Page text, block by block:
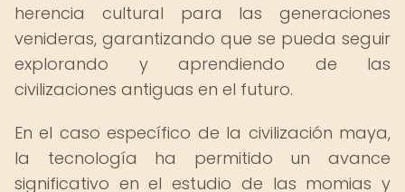
herencia cultural para las generaciones
venideras, garantizando que se pueda seguir
explorando y aprendiendo de las
civilizaciones antiguas en el futuro.
En el caso específico de la civilización maya,
la tecnología ha permitido un avance
significativo en el estudio de las momias y